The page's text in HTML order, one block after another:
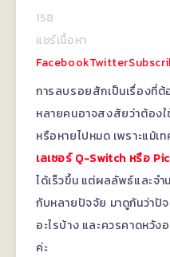
158
แชร์เนื้อหา
FacebookTwitter
การลบรอยสักเป็นเรื่องที่ต้
หลายคนอาจสงสัยว่าต้อง
หรือหายไปหมด เพราะแม้เ
เลเซอร์ Q-Switch หรือ
ได้เร็วขึ้น แต่ผลลัพธ์และจ
กับหลายปัจจัย มาดูกันว่า
อะไรบ้าง และควรคาดหวัง
ค่ะ